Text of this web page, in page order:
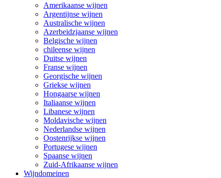
Amerikaanse wijnen
Argentijnse wijnen
Australische wijnen
Azerbeidzjaanse wijnen
Belgische wijnen
chileense wijnen
Duitse wijnen
Franse wijnen
Georgische wijnen
Griekse wijnen
Hongaarse wijnen
Italiaanse wijnen
Libanese wijnen
Moldavische wijnen
Nederlandse wijnen
Oostenrijkse wijnen
Portugese wijnen
Spaanse wijnen
Zuid-Afrikaanse wijnen
Wijndomeinen